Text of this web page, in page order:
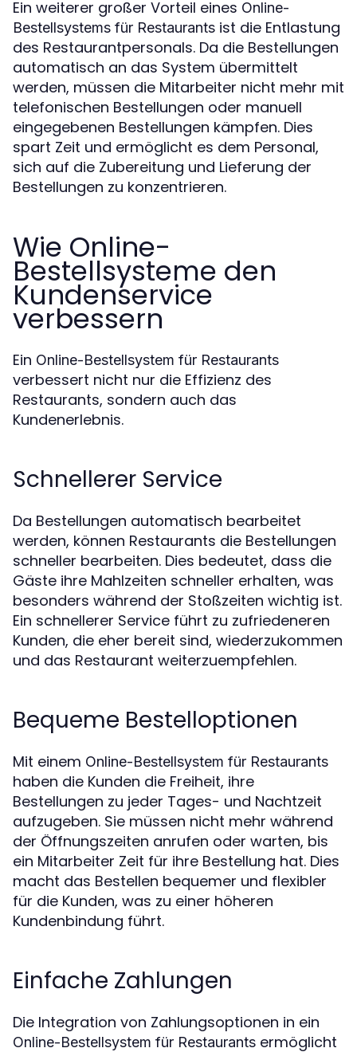
Ein weiterer großer Vorteil eines Online-
Bestellsystems für Restaurants ist die Entlastung
des Restaurantpersonals. Da die Bestellungen
automatisch an das System übermittelt
werden, müssen die Mitarbeiter nicht mehr mit
telefonischen Bestellungen oder manuell
eingegebenen Bestellungen kämpfen. Dies
spart Zeit und ermöglicht es dem Personal,
sich auf die Zubereitung und Lieferung der
Bestellungen zu konzentrieren.
Wie Online-
Bestellsysteme den
Kundenservice
verbessern
Ein Online-Bestellsystem für Restaurants
verbessert nicht nur die Effizienz des
Restaurants, sondern auch das
Kundenerlebnis.
Schnellerer Service
Da Bestellungen automatisch bearbeitet
werden, können Restaurants die Bestellungen
schneller bearbeiten. Dies bedeutet, dass die
Gäste ihre Mahlzeiten schneller erhalten, was
besonders während der Stoßzeiten wichtig ist.
Ein schnellerer Service führt zu zufriedeneren
Kunden, die eher bereit sind, wiederzukommen
und das Restaurant weiterzuempfehlen.
Bequeme Bestelloptionen
Mit einem Online-Bestellsystem für Restaurants
haben die Kunden die Freiheit, ihre
Bestellungen zu jeder Tages- und Nachtzeit
aufzugeben. Sie müssen nicht mehr während
der Öffnungszeiten anrufen oder warten, bis
ein Mitarbeiter Zeit für ihre Bestellung hat. Dies
macht das Bestellen bequemer und flexibler
für die Kunden, was zu einer höheren
Kundenbindung führt.
Einfache Zahlungen
Die Integration von Zahlungsoptionen in ein
Online-Bestellsystem für Restaurants ermöglicht